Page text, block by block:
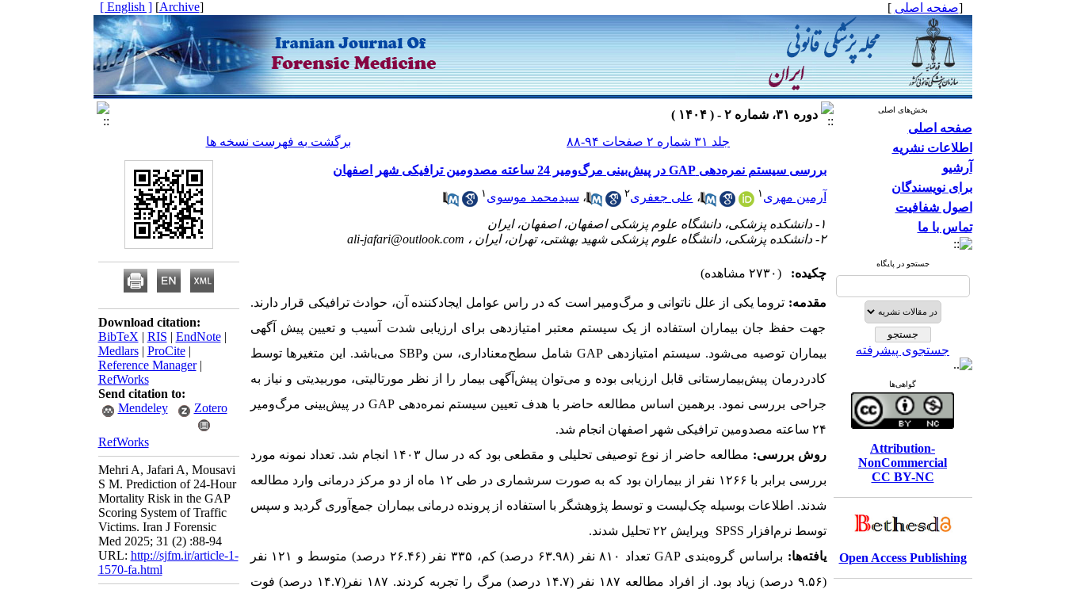
[صفحه اصلی ]
[
Archive
]
[ English ]
بخش‌های اصلی
صفحه اصلی
اطلاعات نشریه
آرشیو
برای نویسندگان
اصول شفافیت
تماس با ما
جستجو در پایگاه
جستجوی پیشرفته
گواهی‌ها
Attribution-
NonCommercial
CC BY-NC
Open Access Publishing
دوره ۳۱، شماره ۲ - ( ۱۴۰۴ )
جلد ۳۱ شماره ۲ صفحات ۹۴-۸۸
برگشت به فهرست نسخه ها
بررسی سیستم نمره‌دهی GAP در پیش‌بینی مرگ‌ومیر 24 ساعته مصدومین ترافیکی شهر اصفهان
آرمین مهری ۱ ، علی جعفری۲ ، سیدمحمد موسوی ۱
۱- دانشکده پزشکی، دانشگاه علوم پزشکی اصفهان، اصفهان، ایران
۲- دانشکده پزشکی، دانشگاه علوم پزشکی شهید بهشتی، تهران، ایران ،
ali-jafari@outlook.com
چکیده: (۲۷۳۰ مشاهده)
مقدمه: تروما یکی از علل ناتوانی و مرگ‌ومیر است که در راس عوامل ایجادکننده آن، حوادث ترافیکی قرار دارند.
جهت حفظ جان بیماران استفاده از یک سیستم معتبر امتیازدهی برای ارزیابی شدت آسیب و تعیین پیش آگهی
بیماران توصیه می‌شود. سیستم امتیازدهیGAP شامل سطح‌معناداری، سن وSBP می‌باشد. این متغیرها توسط
کادردرمان پیش‌بیمارستانی قابل ارزیابی بوده و می‌توان پیش‌آگهی بیمار را از نظر مورتالیتی، موربیدیتی و نیاز به
جراحی بررسی نمود. برهمین اساس مطالعه حاضر با هدف تعیین سیستم نمره‌دهیGAP در پیش‌بینی مرگ‌ومیر
۲۴ ساعته مصدومین ترافیکی شهر اصفهان انجام شد.
روش بررسی:
مطالعه حاضر از نوع توصیفی تحلیلی و مقطعی بود که در سال ۱۴۰۳ انجام شد. تعداد نمونه مورد
بررسی برابر با ۱۲۶۶ نفر از بیماران بود که به صورت سرشماری در طی ۱۲ ماه از دو مرکز درمانی وارد مطالعه
شدند. اطلاعات بوسیله چک‌لیست و توسط پژوهشگر با استفاده از پرونده درمانی بیماران جمع‌آوری گردید و سپس
توسط نرم‌افزار SPSS ویرایش
تحلیل شدند.
یافته‌ها: براساس گروه‌بندیGAP
تعداد ۸۱۰ نفر (۶۳.۹۸ درصد) کم، ۳۳۵ نفر (۲۶.۴۶ درصد) متوسط و ۱۲۱ نفر
(۹.۵۶ درصد) زیاد بود. از افراد مطالعه ۱۸۷ نفر (۱۴.۷ درصد) مرگ را تجربه کردند. ۱۸۷ نفر(۱۴.۷ درصد) فوت
Download citation:
BibTeX | RIS | EndNote|
Medlars| ProCite|
Reference Manager|
RefWorks
Send citation to:
Mendeley
Zotero
RefWorks
Mehri A, Jafari A, Mousavi
S M. Prediction of 24-Hour
Mortality Risk in the GAP
Scoring System of Traffic
Victims. Iran J Forensic
Med 2025; 31 (2) :88-94
URL: http://sjfm.ir/article-1-
1570-fa.html